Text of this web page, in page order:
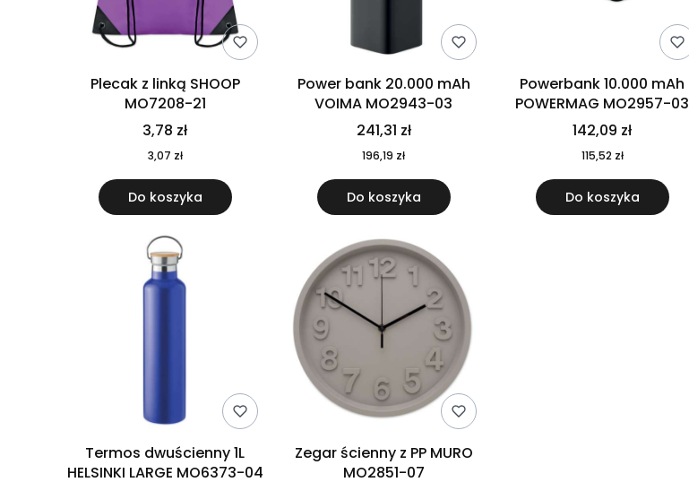
Plecak z linką SHOOP
MO7208-21
3,78 zł
3,07 zł
Do koszyka
Power bank 20.000 mAh
VOIMA MO2943-03
241,31 zł
196,19 zł
Do koszyka
Powerbank 10.000 mAh
POWERMAG MO2957-03
142,09 zł
115,52 zł
Do koszyka
Termos dwuścienny 1L
HELSINKI LARGE MO6373-04
Zegar ścienny z PP MURO
MO2851-07